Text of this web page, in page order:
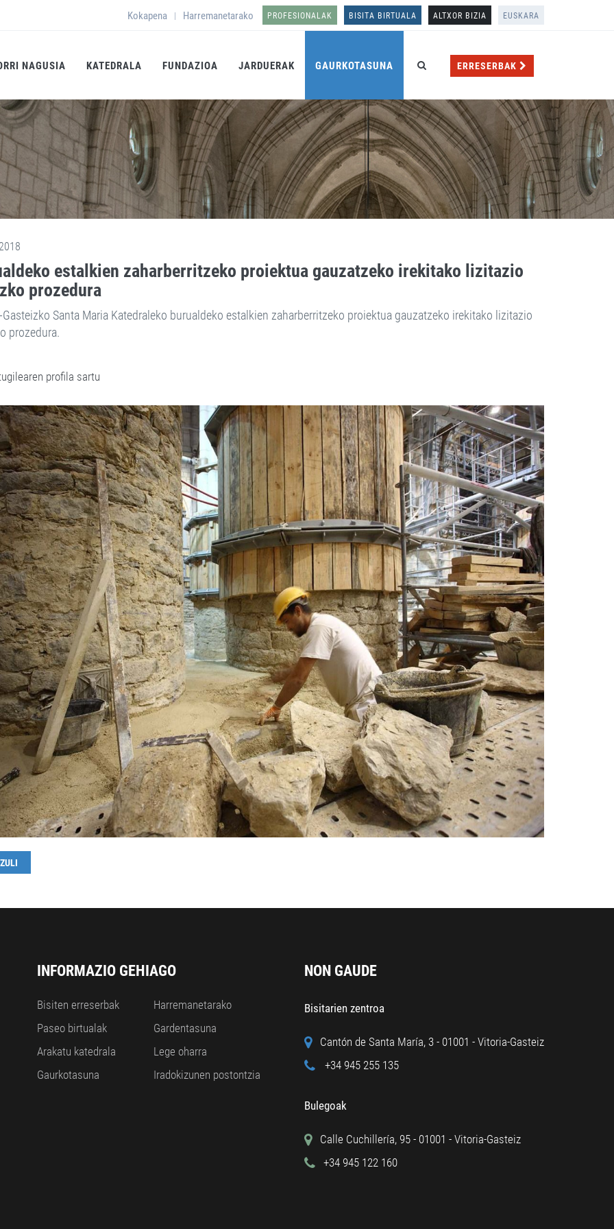
Kokapena | Harremanetarako PROFESIONALAK BISITA BIRTUALA ALTXOR BIZIA EUSKARA
NAGUSIA KATEDRALA FUNDAZIOA JARDUERAK GAURKOTASUNA ERRESERBAK
estalkien zaharberritzeko proiektua gauzatzeko irekitako lizitazio
prozedura
Santa Maria Katedraleko burualdeko estalkien zaharberritzeko proiektua gauzatzeko irekitako lizitazio
prozedura.
profila sartu
INFORMAZIO GEHIAGO
Bisiten erreserbak
Paseo birtualak
Arakatu katedrala
Gaurkotasuna
Harremanetarako
Gardentasuna
Lege oharra
Iradokizunen postontzia
NON GAUDE
Bisitarien zentroa
Cantón de Santa María, 3 - 01001 - Vitoria-Gasteiz
+34 945 255 135
Bulegoak
Calle Cuchillería, 95 - 01001 - Vitoria-Gasteiz
+34 945 122 160